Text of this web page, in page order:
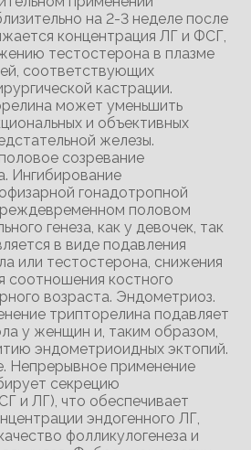
на 2-3 неделе после
концентрация ЛГ и ФСГ,
тестостерона в плазме
соответствующих
кастрации.
может уменьшить
и объективных
железы.
созревание
Ингибирование
гонадотропной
половом
генеза, как у девочек, так
в виде подавления
или тестостерона, снижения
соотношения костного
возраста. Эндометриоз.
трипторелина подавляет
у женщин и, таким образом,
эндометриоидных эктопий.
Непрерывное применение
секрецию
и ЛГ), что обеспечивает
эндогенного ЛГ,
фолликулогенеза и